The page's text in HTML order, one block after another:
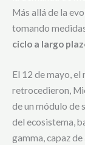
Más allá de la
tomando
ciclo a largo
El 12 de mayo, el
retrocedieron,
de un módulo de
del ecosistema,
gamma, capaz